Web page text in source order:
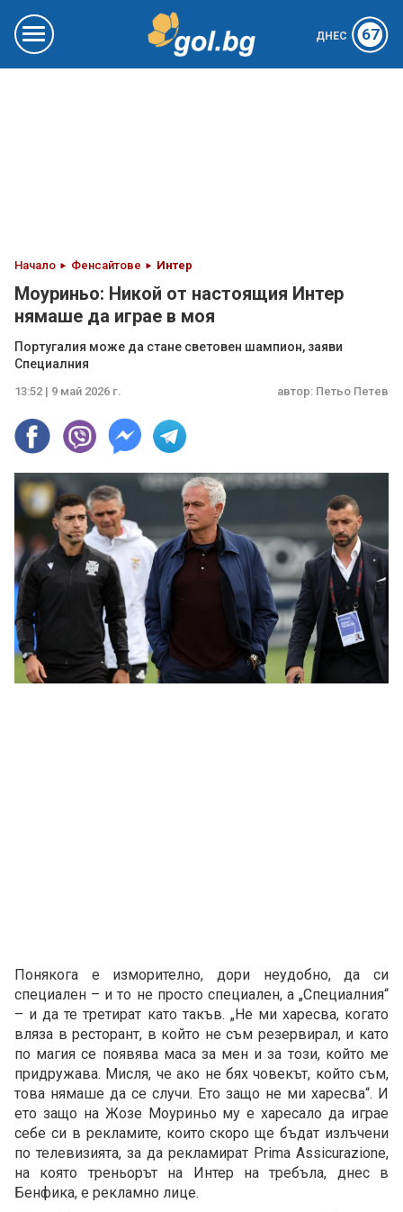
ДНЕС 67
Начало Фенсайтове Интер
Моуриньо: Никой от настоящия Интер
нямаше да играе в моя
Португалия може да стане световен шампион, заяви
Специалния
13:52 | 9 май 2026 г. автор: Петьо Петев
Понякога е изморително, дори неудобно, да си
специален – и то не просто специален, а „Специалния“
– и да те третират като такъв. „Не ми харесва, когато
вляза в ресторант, в който не съм резервирал, и като
по магия се появява маса за мен и за този, който ме
придружава. Мисля, че ако не бях човекът, който съм,
това нямаше да се случи. Ето защо не ми харесва“. И
ето защо на Жозе Моуриньо му е харесало да играе
себе си в рекламите, които скоро ще бъдат излъчени
по телевизията, за да рекламират Prima Assicurazione,
на която треньорът на Интер на требъла, днес в
Бенфика, е рекламно лице.